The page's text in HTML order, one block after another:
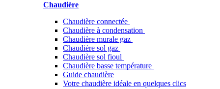
Chaudière
Chaudière connectée
Chaudière à condensation
Chaudière murale gaz
Chaudière sol gaz
Chaudière sol fioul
Chaudière basse température
Guide chaudière
Votre chaudière idéale en quelques clics